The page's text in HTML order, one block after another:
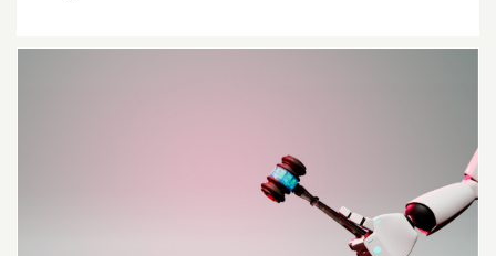
Oberlandesgericht Hamm: Haftung für
Aussagen eines KI-Chatbots